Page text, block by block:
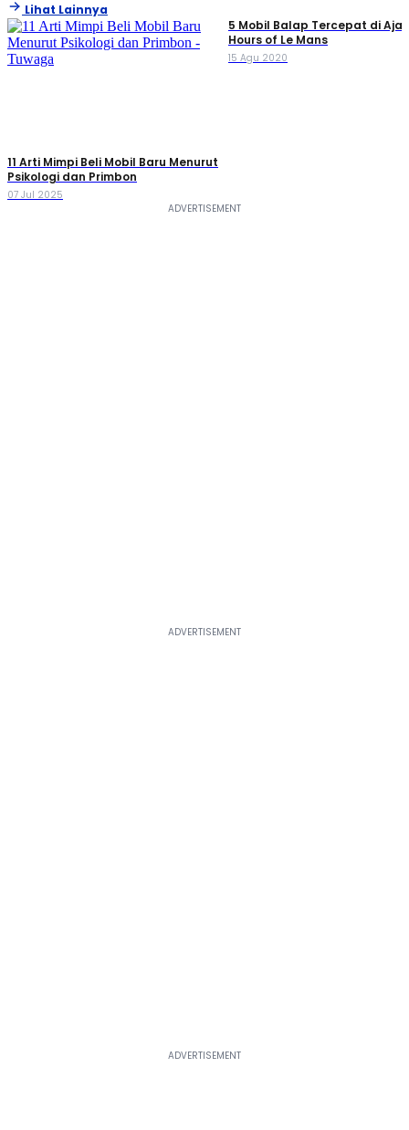
Lihat Lainnya
11 Arti Mimpi Beli Mobil Baru Menurut
Psikologi dan Primbon
07 Jul 2025
5 Mobil Balap Tercepat di
Hours of Le Mans
15 Agu 2020